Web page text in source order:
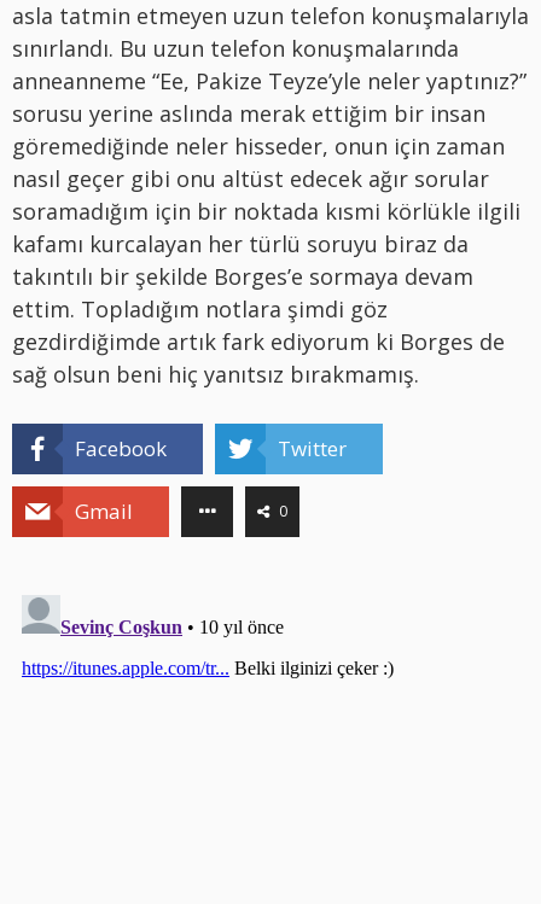
asla tatmin etmeyen uzun telefon konuşmalarıyla
sınırlandı. Bu uzun telefon konuşmalarında
anneanneme “Ee, Pakize Teyze’yle neler yaptınız?”
sorusu yerine aslında merak ettiğim bir insan
göremediğinde neler hisseder, onun için zaman
nasıl geçer gibi onu altüst edecek ağır sorular
soramadığım için bir noktada kısmi körlükle ilgili
kafamı kurcalayan her türlü soruyu biraz da
takıntılı bir şekilde Borges’e sormaya devam
ettim. Topladığım notlara şimdi göz
gezdirdiğimde artık fark ediyorum ki Borges de
sağ olsun beni hiç yanıtsız bırakmamış.
Facebook Twitter
Gmail 0